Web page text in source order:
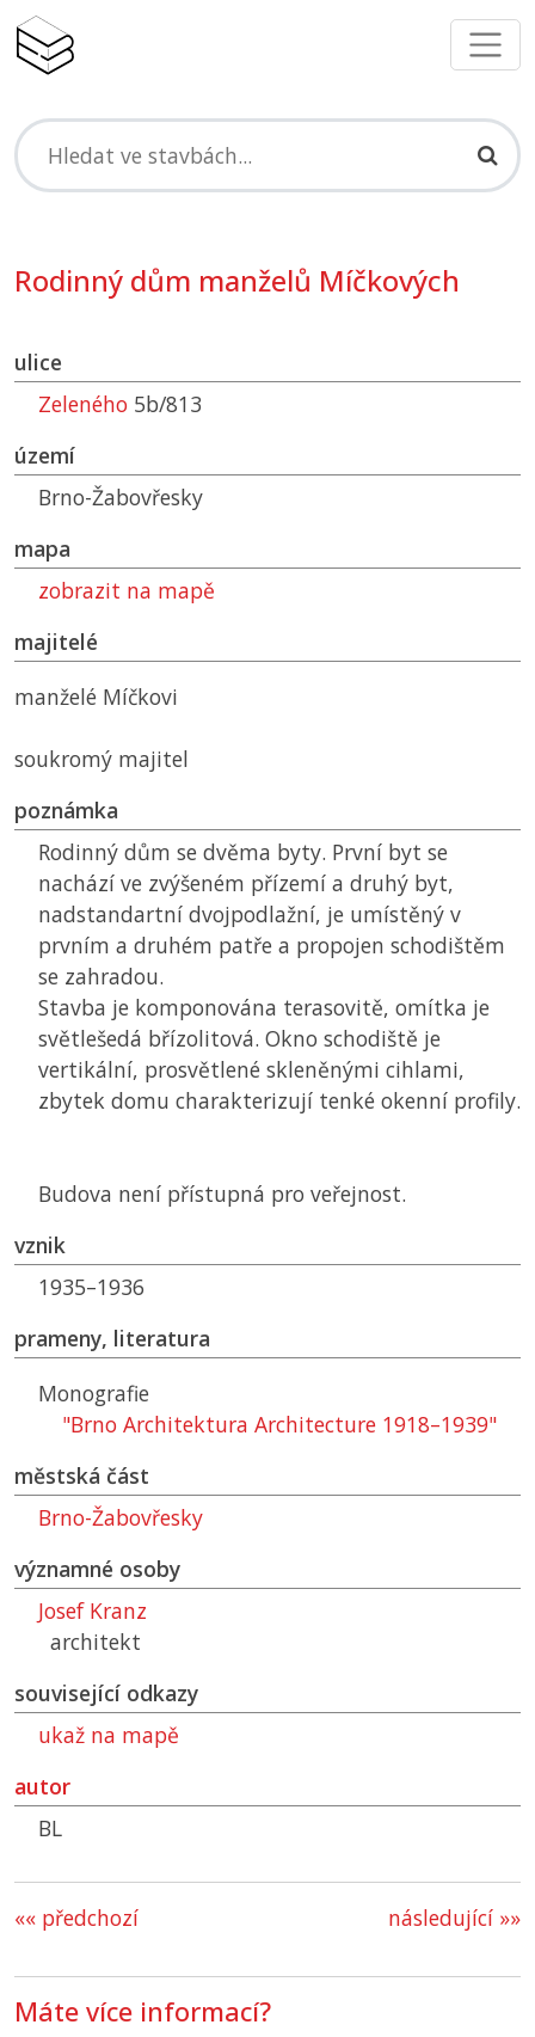
Rodinný dům manželů Míčkových
ulice
Zeleného 5b/813
území
Brno-Žabovřesky
mapa
zobrazit na mapě
majitelé
manželé Míčkovi
soukromý majitel
poznámka
Rodinný dům se dvěma byty. První byt se
nachází ve zvýšeném přízemí a druhý byt,
nadstandartní dvojpodlažní, je umístěný v
prvním a druhém patře a propojen schodištěm
se zahradou.
Stavba je komponována terasovitě, omítka je
světlešedá břízolitová. Okno schodiště je
vertikální, prosvětlené skleněnými cihlami,
zbytek domu charakterizují tenké okenní profily.
Budova není přístupná pro veřejnost.
vznik
1935–1936
prameny, literatura
Monografie
"Brno Architektura Architecture 1918–1939"
městská část
Brno-Žabovřesky
významné osoby
Josef Kranz
architekt
související odkazy
ukaž na mapě
autor
BL
«« předchozí následující »»
Máte více informací?